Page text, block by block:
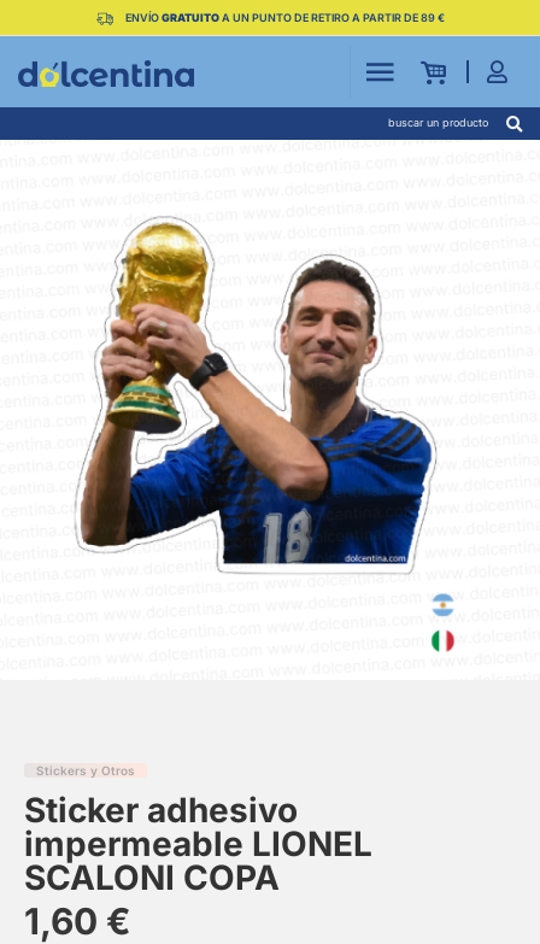
ENVÍOGRATUITOA UN PUNTO DE RETIRO A PARTIR DE 89 €
buscar un producto
Stickers y Otros
Sticker adhesivo
impermeable LIONEL
SCALONI COPA
1,60 €